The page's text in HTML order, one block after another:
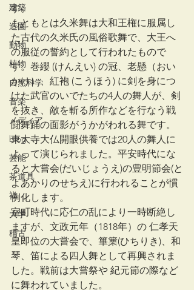
建築
造園
動物
植物
自然科学
音楽
メディア
blog
芸能
茶道具
禅
大学
稽古
す。
もともとは久米舞は大和王権に服属し
た古代の久米氏の風俗歌舞で、大王へ
の服従の誓約として行われたもので
す。巻纓 (けんえい) の冠、老懸（おい
かけ）、紅袍 (こうほう) に剣を身につ
けた武官のいでたちの4人の舞人が、剣
を抜き、敵を斬る所作などを行なう戦
闘舞踊の面影がうかがわれる舞です。
東大寺大仏開眼供養では20人の舞人に
よって演じられました。平安時代にな
ると大嘗会(だいじょうえ)の豊明節会(と
よあかりのせちえ)に行われることが慣
例化します。
室町時代に応仁の乱により一時断絶し
ますが、文政元年（1818年）の 仁孝天
皇即位の大嘗会で、篳篥(ひちりき)、和
琴、笛による四人舞として再興されま
した。戦前は大嘗祭や 紀元節の際など
に舞われていました。